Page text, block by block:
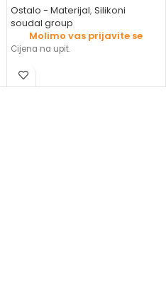
Ostalo - Materijal, Silikoni
soudal group
Molimo vas prijavite se
Cijena na upit.